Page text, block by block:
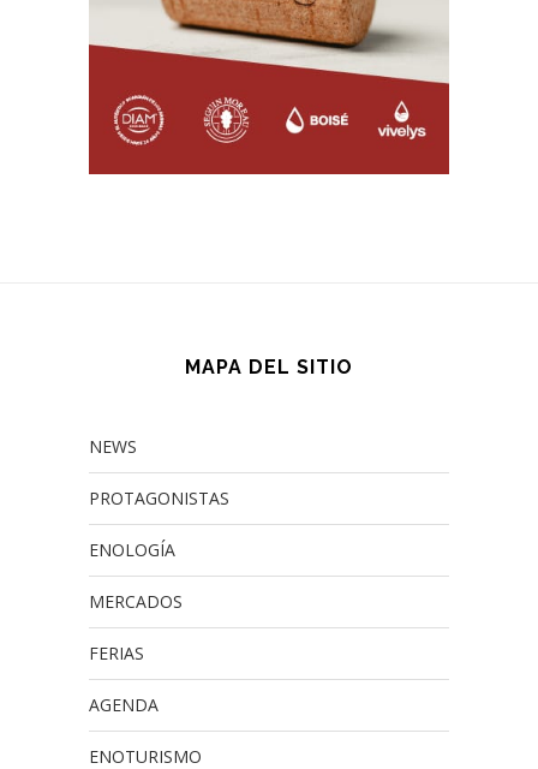
MAPA DEL SITIO
NEWS
PROTAGONISTAS
ENOLOGÍA
MERCADOS
FERIAS
AGENDA
ENOTURISMO